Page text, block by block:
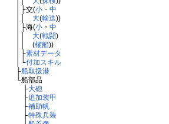
│├交(小・ 中
大(輸送))
│├海(小・ 中
大(戦闘)
││ (櫂船))
│├素材データ
│└付加スキル
├船取扱港
└船部品
├大砲
├追加装甲
├補助帆
├特殊兵装